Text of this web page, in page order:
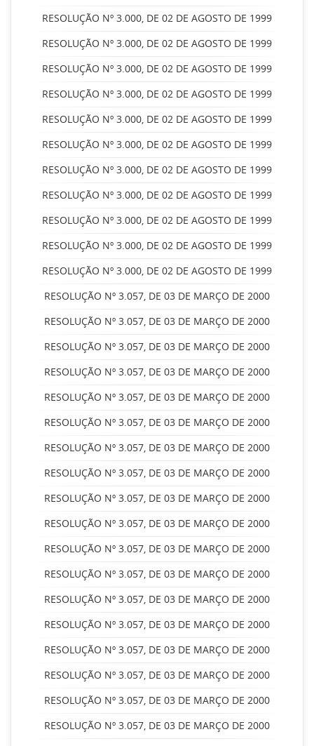
RESOLUÇÃO Nº 3.000, DE 02 DE AGOSTO DE 1999
RESOLUÇÃO Nº 3.000, DE 02 DE AGOSTO DE 1999
RESOLUÇÃO Nº 3.000, DE 02 DE AGOSTO DE 1999
RESOLUÇÃO Nº 3.000, DE 02 DE AGOSTO DE 1999
RESOLUÇÃO Nº 3.000, DE 02 DE AGOSTO DE 1999
RESOLUÇÃO Nº 3.000, DE 02 DE AGOSTO DE 1999
RESOLUÇÃO Nº 3.000, DE 02 DE AGOSTO DE 1999
RESOLUÇÃO Nº 3.000, DE 02 DE AGOSTO DE 1999
RESOLUÇÃO Nº 3.000, DE 02 DE AGOSTO DE 1999
RESOLUÇÃO Nº 3.000, DE 02 DE AGOSTO DE 1999
RESOLUÇÃO Nº 3.000, DE 02 DE AGOSTO DE 1999
RESOLUÇÃO Nº 3.057, DE 03 DE MARÇO DE 2000
RESOLUÇÃO Nº 3.057, DE 03 DE MARÇO DE 2000
RESOLUÇÃO Nº 3.057, DE 03 DE MARÇO DE 2000
RESOLUÇÃO Nº 3.057, DE 03 DE MARÇO DE 2000
RESOLUÇÃO Nº 3.057, DE 03 DE MARÇO DE 2000
RESOLUÇÃO Nº 3.057, DE 03 DE MARÇO DE 2000
RESOLUÇÃO Nº 3.057, DE 03 DE MARÇO DE 2000
RESOLUÇÃO Nº 3.057, DE 03 DE MARÇO DE 2000
RESOLUÇÃO Nº 3.057, DE 03 DE MARÇO DE 2000
RESOLUÇÃO Nº 3.057, DE 03 DE MARÇO DE 2000
RESOLUÇÃO Nº 3.057, DE 03 DE MARÇO DE 2000
RESOLUÇÃO Nº 3.057, DE 03 DE MARÇO DE 2000
RESOLUÇÃO Nº 3.057, DE 03 DE MARÇO DE 2000
RESOLUÇÃO Nº 3.057, DE 03 DE MARÇO DE 2000
RESOLUÇÃO Nº 3.057, DE 03 DE MARÇO DE 2000
RESOLUÇÃO Nº 3.057, DE 03 DE MARÇO DE 2000
RESOLUÇÃO Nº 3.057, DE 03 DE MARÇO DE 2000
RESOLUÇÃO Nº 3.057, DE 03 DE MARÇO DE 2000